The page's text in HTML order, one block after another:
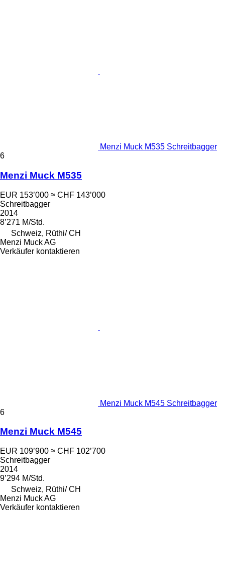
Menzi Muck M535 Schreitbagger
6
Menzi Muck M535
EUR 153’000 ≈ CHF 143’000
Schreitbagger
2014
8’271 M/Std.
Schweiz, Rüthi/ CH
Menzi Muck AG
Verkäufer kontaktieren
Menzi Muck M545 Schreitbagger
6
Menzi Muck M545
EUR 109’900 ≈ CHF 102’700
Schreitbagger
2014
9’294 M/Std.
Schweiz, Rüthi/ CH
Menzi Muck AG
Verkäufer kontaktieren